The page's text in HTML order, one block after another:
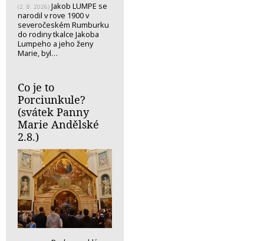
(2. 8. 2026) Jakob LUMPE se
narodil v rove 1900 v
severočeském Rumburku
do rodiny tkalce Jakoba
Lumpeho a jeho ženy
Marie, byl…
Co je to
Porciunkule?
(svátek Panny
Marie Andělské
2.8.)